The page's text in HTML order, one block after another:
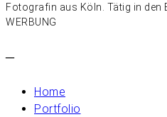
Fotografin aus Köln. Tätig in den
WERBUNG
–
Home
Portfolio